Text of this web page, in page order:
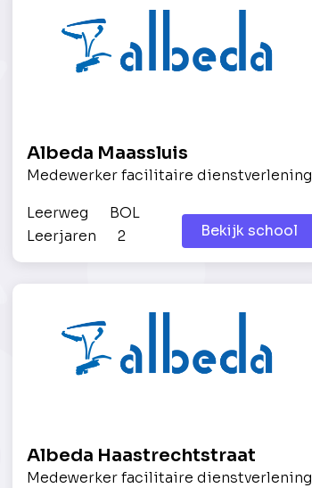
Albeda Maassluis
Medewerker facilitaire dienstverlening
Leerweg
BOL
Leerjaren
2 Bekijk school
Albeda Haastrechtstraat
Medewerker facilitaire dienstverlening